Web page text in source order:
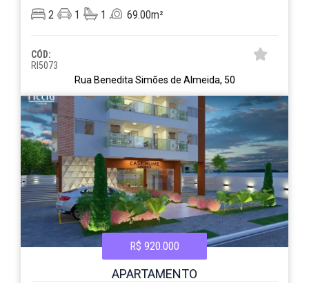
2
1 1 69.00m²
CÓD:
RI5073
Rua Benedita Simões de Almeida, 50
R$ 920.000
APARTAMENTO